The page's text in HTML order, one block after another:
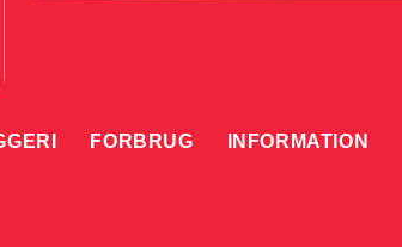
FORBRUG INFORMATION